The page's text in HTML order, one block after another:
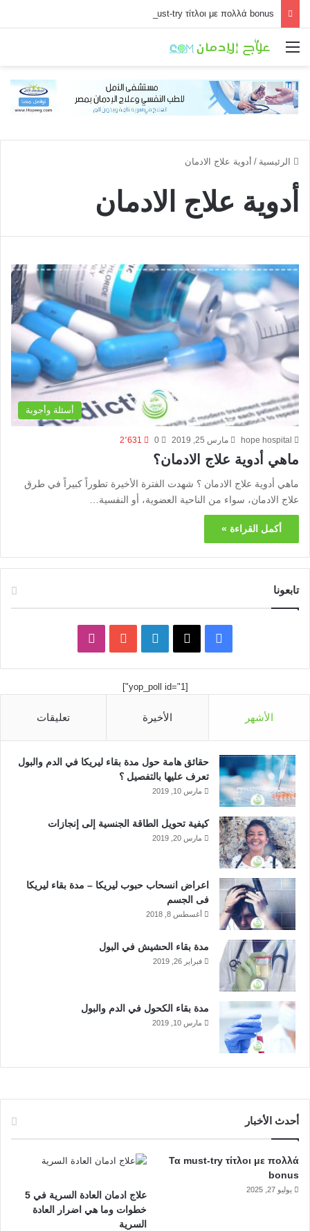
Τα must-try τίτλοι με πολλά bonus
القائمة
الرئيسية / أدوية علاج الادمان
أدوية علاج الادمان
أسئلة وأجوبة
hope hospital مارس 25, 2019 0 2٬631
ماهي أدوية علاج الادمان؟
ماهي أدوية علاج الادمان ؟ شهدت الفترة الأخيرة تطوراً كبيراً في طرق
علاج الادمان، سواء من الناحية العضوية، أو النفسية…
أكمل القراءة »
تابعونا
ي
س
ك
X
ي
ن
ك
إ
Y
o
ن
س
م
[yop_poll id="1"]
الأشهر الأخيرة تعليقات
حقائق هامة حول مدة بقاء ليريكا في الدم والبول
تعرف عليها بالتفصيل ؟
مارس 10, 2019
كيفية تحويل الطاقة الجنسية إلى إنجازات
مارس 20, 2019
اعراض انسحاب حبوب ليريكا – مدة بقاء ليريكا
فى الجسم
أغسطس 8, 2018
مدة بقاء الحشيش في البول
فبراير 26, 2019
مدة بقاء الكحول في الدم والبول
مارس 10, 2019
أحدث الأخبار
Τα must-try τίτλοι με πολλά
bonus
يوليو 27, 2025
علاج ادمان العادة السرية في 5
خطوات وما هي اضرار العادة
السرية